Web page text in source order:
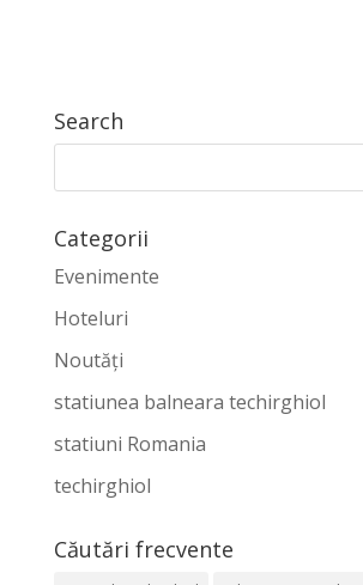
Search
Categorii
Evenimente
Hoteluri
Noutăți
statiunea balneara techirghiol
statiuni Romania
techirghiol
Căutări frecvente